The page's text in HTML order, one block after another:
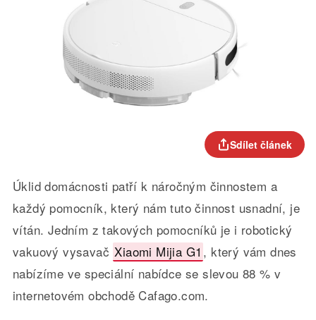
Sdílet článek
Úklid domácnosti patří k náročným činnostem a
každý pomocník, který nám tuto činnost usnadní, je
vítán. Jedním z takových pomocníků je i robotický
vakuový vysavač Xiaomi Mijia G1 , který vám dnes
nabízíme ve speciální nabídce se slevou 88 % v
internetovém obchodě Cafago.com.